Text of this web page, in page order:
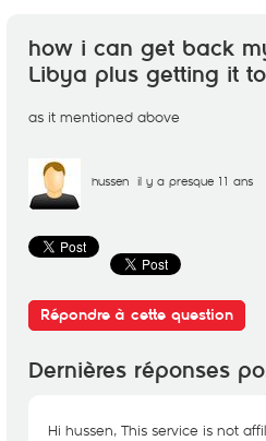
how i can get back
Libya plus getting it
as it mentioned above
hussen il y a presque 11 ans
Répondre à cette question
Dernières réponses
Hi hussen, This service is not